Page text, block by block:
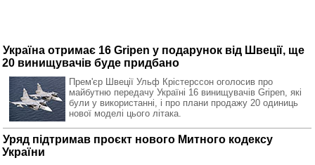
Україна отримає 16 Gripen у подарунок від Швеції, ще
20 винищувачів буде придбано
Прем'єр Швеції Ульф Крістерссон оголосив про
майбутню передачу Україні 16 винищувачів Gripen, які
були у використанні, і про плани продажу 20 одиниць
нової моделі цього літака.
Уряд підтримав проєкт нового Митного кодексу
України